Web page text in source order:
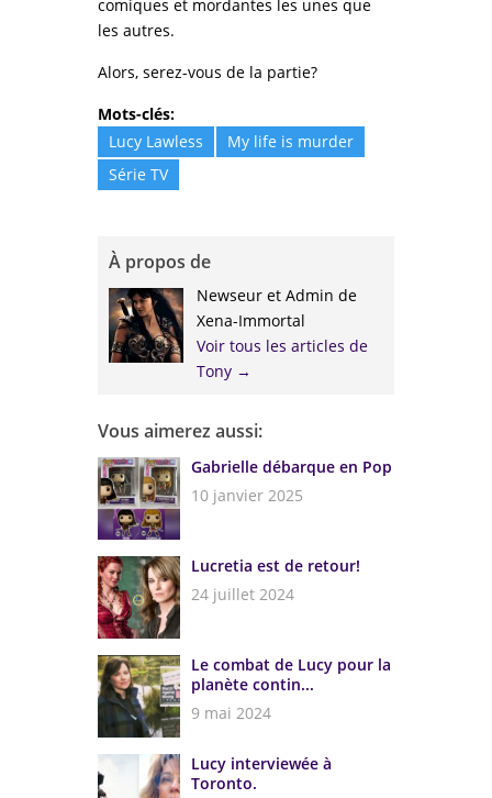
comiques et mordantes les unes que
les autres.
Alors, serez-vous de la partie?
Mots-clés:
Lucy Lawless
My life is murder
Série TV
À propos de
Newseur et Admin de
Xena-Immortal
Voir tous les articles de
Tony →
Vous aimerez aussi:
Gabrielle débarque en Pop
10 janvier 2025
Lucretia est de retour!
24 juillet 2024
Le combat de Lucy pour la
planète contin...
9 mai 2024
Lucy interviewée à
Toronto.